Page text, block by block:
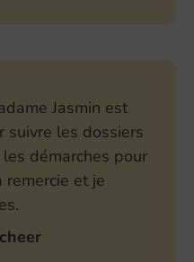
Jasmin est
suivre les dossiers
démarches pour
remercie et je